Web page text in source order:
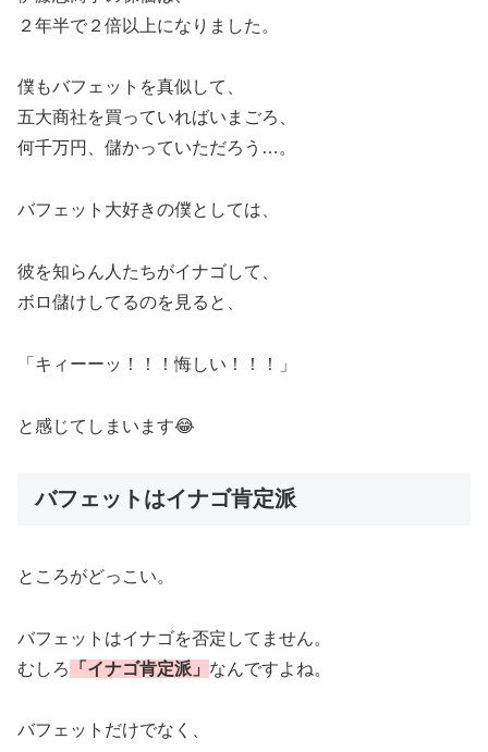
２年半で２倍以上になりました。
僕もバフェットを真似して、
五大商社を買っていればいまごろ、
何千万円、儲かっていただろう…。
バフェット大好きの僕としては、
彼を知らん人たちがイナゴして、
ボロ儲けしてるのを見ると、
「キィーーッ！！！悔しい！！！」
と感じてしまいます😂
バフェットはイナゴ肯定派
ところがどっこい。
バフェットはイナゴを否定してません。
むしろ
「イナゴ肯定派」 なんですよね。
バフェットだけでなく、